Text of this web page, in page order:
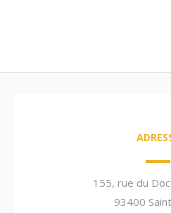
155, rue du
93400